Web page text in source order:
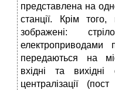
представлена на
станції. Крім
зображені:
електроприводами
передаються на
вхідні та вихідні
централізації